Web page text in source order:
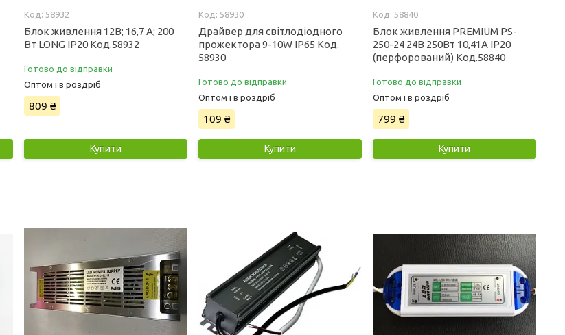
58932
Блок живлення 12В; 16,7 А; 200
Вт LONG IP20 Код.58932
Готово до відправки
Оптом і в роздріб
809 ₴
Купити
58930
Драйвер для світлодіодного
прожектора 9-10W IP65 Код.
58930
Готово до відправки
Оптом і в роздріб
109 ₴
Купити
58840
Блок живлення PREMIUM PS-
250-24 24В 250Вт 10,41А IP20
(перфорований) Код.58840
Готово до відправки
Оптом і в роздріб
799 ₴
Купити